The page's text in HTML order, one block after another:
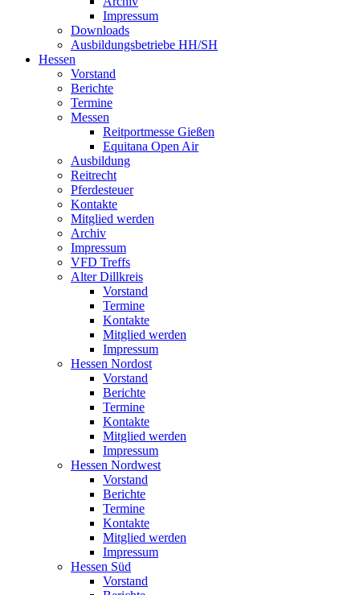
Impressum
Downloads
Ausbildungsbetriebe HH/SH
Hessen
Vorstand
Berichte
Termine
Messen
Reitportmesse Gießen
Equitana Open Air
Ausbildung
Reitrecht
Pferdesteuer
Kontakte
Mitglied werden
Archiv
Impressum
VFD Treffs
Alter Dillkreis
Vorstand
Termine
Kontakte
Mitglied werden
Impressum
Hessen Nordost
Vorstand
Berichte
Termine
Kontakte
Mitglied werden
Impressum
Hessen Nordwest
Vorstand
Berichte
Termine
Kontakte
Mitglied werden
Impressum
Hessen Süd
Vorstand